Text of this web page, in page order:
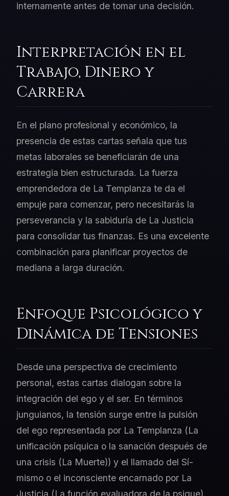
internamente antes de tomar una decisión.
Interpretación en el
Trabajo, Dinero y
Carrera
En el plano profesional y económico, la
presencia de estas cartas señala que tus
metas laborales se beneficiarán de una
estrategia bien estructurada. La fuerza
emprendedora de La Templanza te da el
empuje para comenzar, pero necesitarás la
perseverancia y la sabiduría de La Justicia
para consolidar tus finanzas. Es una excelente
combinación para planificar proyectos de
mediana a larga duración.
Enfoque Psicológico y
Dinámica de Tensiones
Desde una perspectiva de crecimiento
personal, estas cartas dialogan sobre la
integración del ego y el ser. En términos
junguianos, la tensión surge entre la pulsión
del ego representada por La Templanza (La
unificación psíquica o la sanación después de
una crisis (La Muerte)) y el llamado del Sí-
mismo o el inconsciente encarnado por La